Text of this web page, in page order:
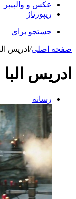
عکس و والپیپر
ریپورتاژ
جستجو برای
صفحه اصلی/ ادریس
ادریس البا
رسانه